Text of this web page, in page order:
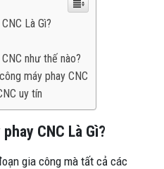
Là Gì?
như thế nào?
máy phay CNC
uy tín
CNC Là Gì?
gia công mà tất cả các